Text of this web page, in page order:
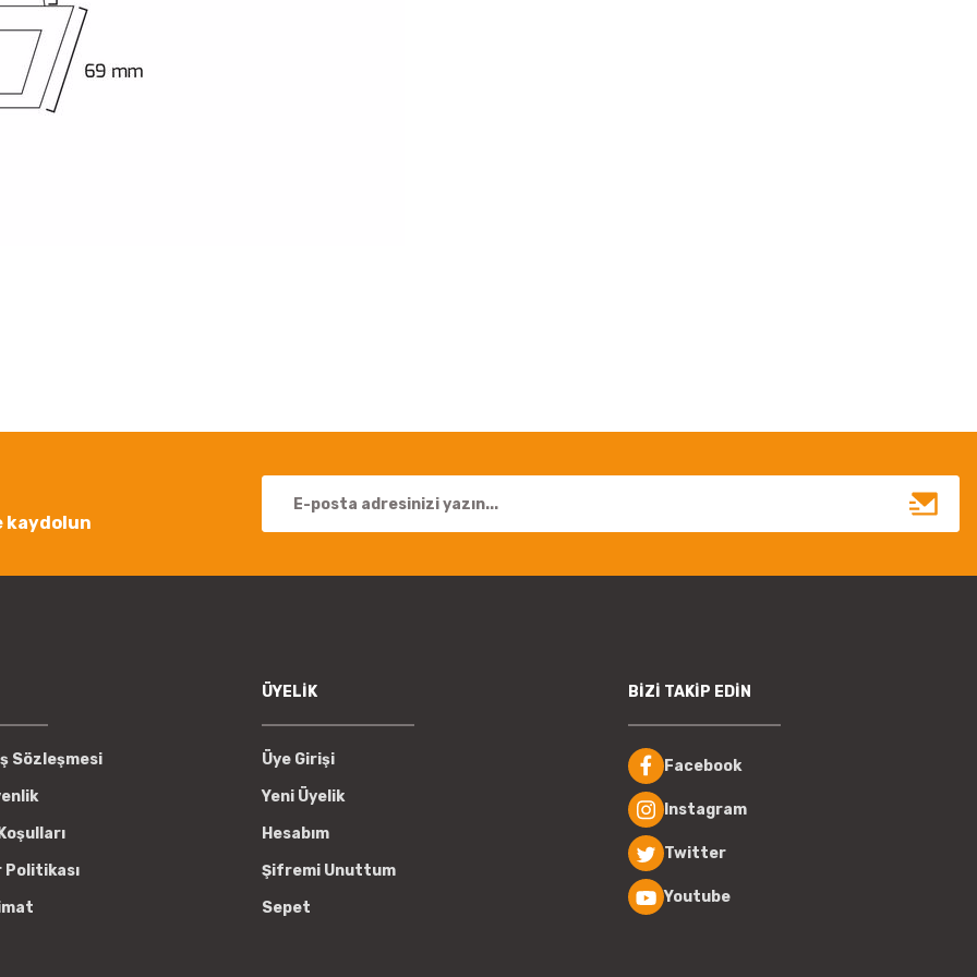
kaydolun
Sözleşmesi
Politikası
ÜYELİK
Üye Girişi
Yeni Üyelik
Hesabım
Şifremi Unuttum
Sepet
BİZİ TAKİP EDİN
Facebook
Instagram
Twitter
Youtube